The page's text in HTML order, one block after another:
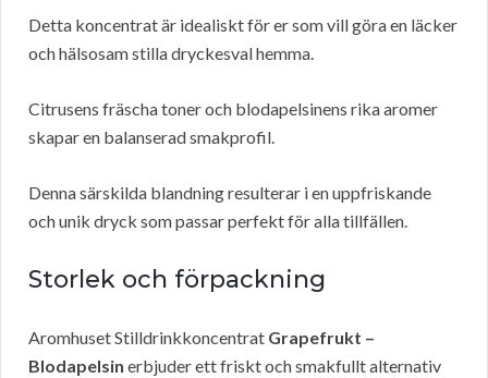
Detta koncentrat är idealiskt för er som vill göra en läcker
och hälsosam stilla dryckesval hemma.
Citrusens fräscha toner och blodapelsinens rika aromer
skapar en balanserad smakprofil.
Denna särskilda blandning resulterar i en uppfriskande
och unik dryck som passar perfekt för alla tillfällen.
Storlek och förpackning
Aromhuset Stilldrinkkoncentrat Grapefrukt –
Blodapelsin erbjuder ett friskt och smakfullt alternativ